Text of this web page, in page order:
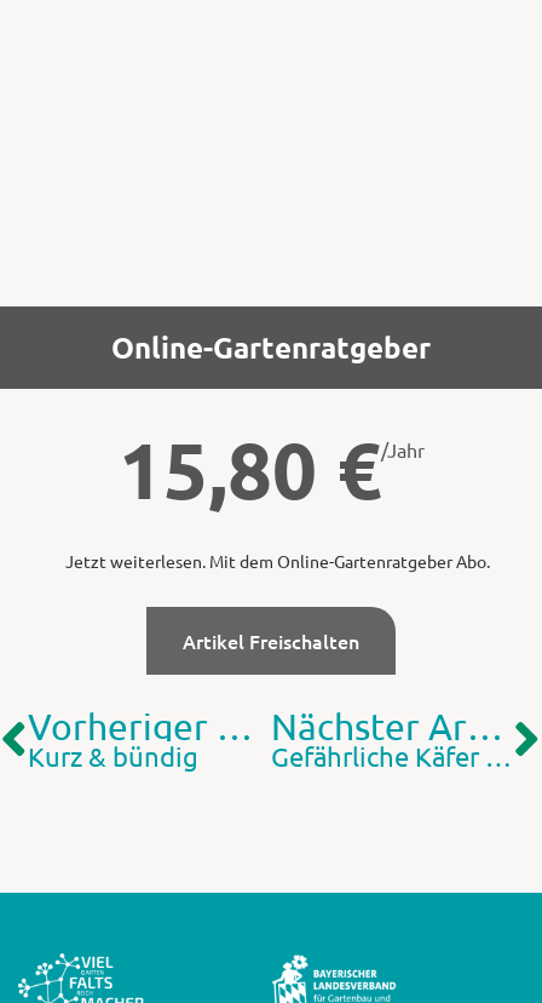
Online-Gartenratgeber
15,80 €/Jahr
Jetzt weiterlesen. Mit dem Online-Gartenratgeber Abo.
Artikel Freischalten
Vorheriger Artikel
Kurz & bündig
Nächster Artikel
Gefährliche Käfer aus Asien